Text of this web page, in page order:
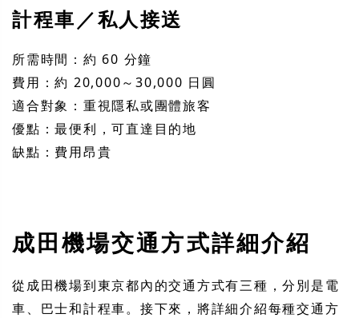
計程車／私人接送
所需時間：約 60 分鐘
費用：約 20,000～30,000 日圓
適合對象：重視隱私或團體旅客
優點：最便利，可直達目的地
缺點：費用昂貴
成田機場交通方式詳細介紹
從成田機場到東京都內的交通方式有三種，分別是電
車、巴士和計程車。接下來，將詳細介紹每種交通方